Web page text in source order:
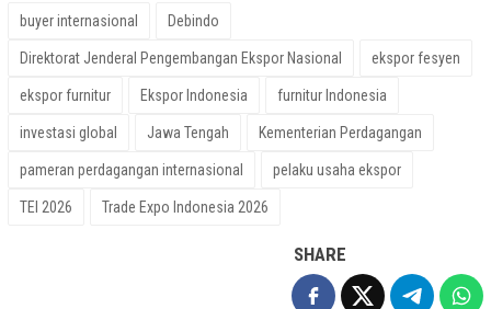
buyer internasional Debindo
Direktorat Jenderal Pengembangan Ekspor Nasional ekspor fesyen
ekspor furnitur Ekspor Indonesia furnitur Indonesia
investasi global Jawa Tengah Kementerian Perdagangan
pameran perdagangan internasional pelaku usaha ekspor
TEI 2026 Trade Expo Indonesia 2026
SHARE